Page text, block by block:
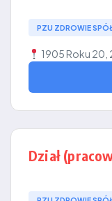
PZU ZDROWIE
1905 Roku
Dział